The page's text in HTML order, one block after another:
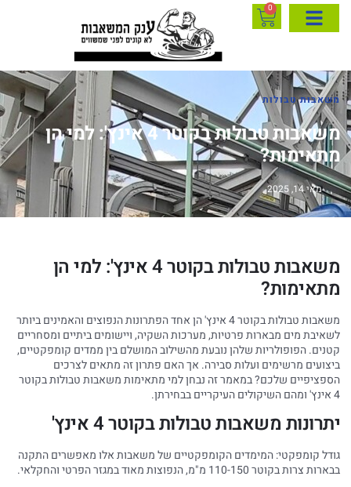
0
משאבות טבולות
משאבות טבולות בקוטר 4 אינץ': למי הן
מתאימות?
מאי 14, 2025
משאבות טבולות בקוטר 4 אינץ': למי הן
מתאימות?
משאבות טבולות בקוטר 4 אינץ' הן אחד הפתרונות הנפוצים והאמינים ביותר
לשאיבת מים מבארות פרטיות, מערכות השקיה, ויישומים ביתיים ומסחריים
קטנים. הפופולריות שלהן נובעת מהשילוב המושלם בין ממדים קומפקטיים,
ביצועים מרשימים ועלות סבירה. אך האם פתרון זה מתאים לצרכים
הספציפיים שלכם? במאמר זה נבחן למי מתאימות משאבות טבולות בקוטר
4 אינץ' ומהם השיקולים העיקריים בבחירתן.
יתרונות משאבות טבולות בקוטר 4 אינץ'
גודל קומפקטי: המימדים הקומפקטיים של משאבות אלו מאפשרים התקנה
בבארות צרות בקוטר 110-150 מ"מ, הנפוצות מאוד במגזר הפרטי והחקלאי.